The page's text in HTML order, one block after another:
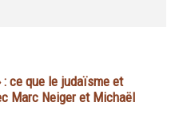
ce que le judaïsme et
Marc Neiger et Michaël